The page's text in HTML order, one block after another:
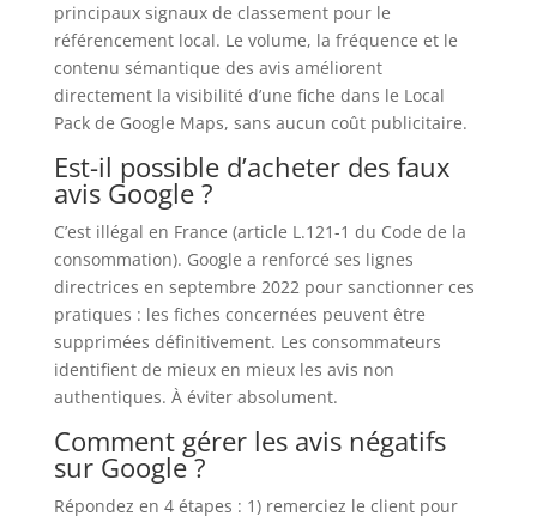
principaux signaux de classement pour le
référencement local. Le volume, la fréquence et le
contenu sémantique des avis améliorent
directement la visibilité d’une fiche dans le Local
Pack de Google Maps, sans aucun coût publicitaire.
Est-il possible d’acheter des faux
avis Google ?
C’est illégal en France (article L.121-1 du Code de la
consommation). Google a renforcé ses lignes
directrices en septembre 2022 pour sanctionner ces
pratiques : les fiches concernées peuvent être
supprimées définitivement. Les consommateurs
identifient de mieux en mieux les avis non
authentiques. À éviter absolument.
Comment gérer les avis négatifs
sur Google ?
Répondez en 4 étapes : 1) remerciez le client pour